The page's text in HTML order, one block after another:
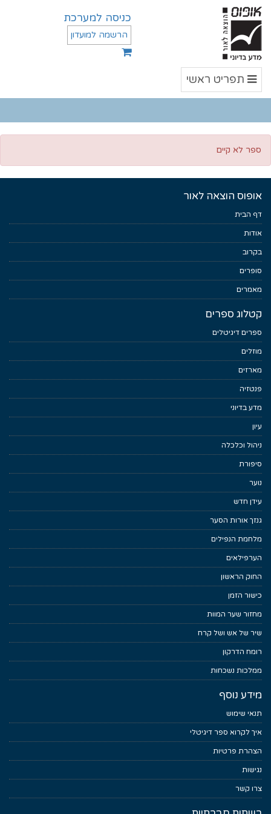
כניסה למערכת
הרשמה למועדון
תפריט
ראשי
תפריט ראשי
ספר לא קיים
אופוס הוצאה לאור
דף הבית
אודות
בקרוב
סופרים
מאמרים
קטלוג ספרים
ספרים דיגיטלים
מוזלים
מארזים
פנטזיה
מדע בדיוני
עיון
ניהול וכלכלה
סיפורת
נוער
עידן חדש
גנזך אורות הסער
מלחמת הנפילים
הערפילאים
החוק הראשון
כישור הזמן
מחזור שער המוות
שיר של אש ושל קרח
רומח הדרקון
ממלכות נשכחות
מידע נוסף
תנאי שימוש
איך לקרוא ספר דיגיטלי
הצהרת פרטיות
נגישות
צרו קשר